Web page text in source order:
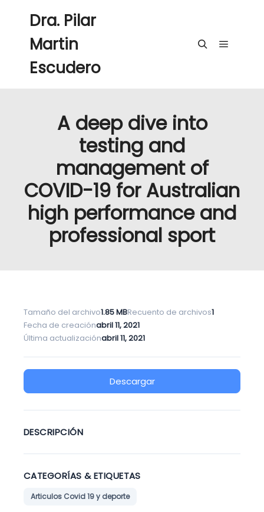
Dra. Pilar
Martin
Escudero
A deep dive into
testing and
management of
COVID-19 for Australian
high performance and
professional sport
Tamaño del archivo1.85 MBRecuento de archivos1
Fecha de creaciónabril 11, 2021
Última actualizaciónabril 11, 2021
Descargar
DESCRIPCIÓN
CATEGORÍAS & ETIQUETAS
Articulos Covid 19 y deporte